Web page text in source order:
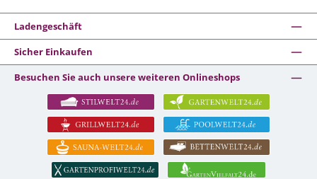
Ladengeschäft
Sicher Einkaufen
Besuchen Sie auch unsere weiteren Onlineshops